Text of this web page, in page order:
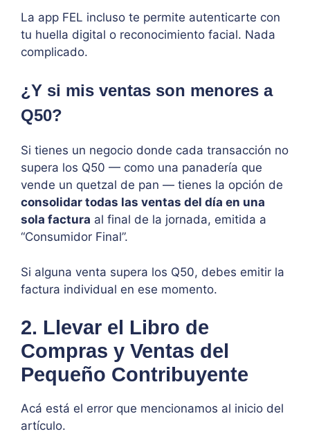
La app FEL incluso te permite autenticarte con
tu huella digital o reconocimiento facial. Nada
complicado.
¿Y si mis ventas son menores a
Q50?
Si tienes un negocio donde cada transacción no
supera los Q50 — como una panadería que
vende un quetzal de pan — tienes la opción de
consolidar todas las ventas del día en una
sola factura al final de la jornada, emitida a
“Consumidor Final”.
Si alguna venta supera los Q50, debes emitir la
factura individual en ese momento.
2. Llevar el Libro de
Compras y Ventas del
Pequeño Contribuyente
Acá está el error que mencionamos al inicio del
artículo.